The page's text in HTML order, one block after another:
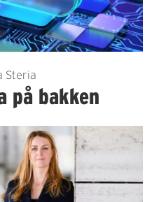
Steria
på bakken